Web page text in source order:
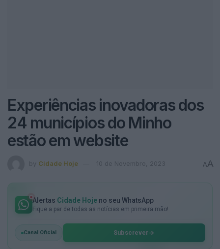
Experiências inovadoras dos
24 municípios do Minho
estão em website
by Cidade Hoje 10 de Novembro, 2023 AA
Alertas Cidade Hoje no seu WhatsApp
Fique a par de todas as notícias em primeira mão!
Canal Oficial Subscrever